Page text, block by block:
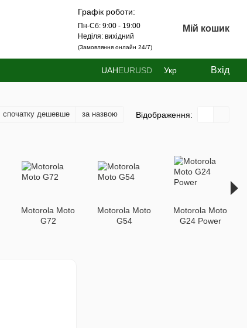
Графік роботи:
Пн-Сб: 9:00 - 19:00
Неділя: вихідний
(Замовляння онлайн 24/7)
Мій кошик
UAHEURUSD Укр Вхід
спочатку дешевше за назвою Відображення:
Motorola Moto
G72
Motorola Moto
G54
Motorola Moto
G24 Power